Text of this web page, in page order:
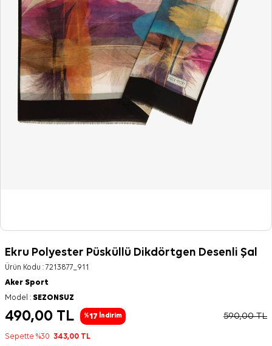
Ekru Polyester Püsküllü Dikdörtgen Desenli Şal
Ürün Kodu :7213877_911
Aker Sport
Model : SEZONSUZ
490,00 TL %17 İndirim 590,00TL
Sepette %30 343,00 TL